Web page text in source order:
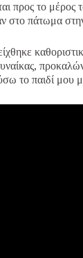
προς το μέρος
στο πάτωμα
το παιδί μου